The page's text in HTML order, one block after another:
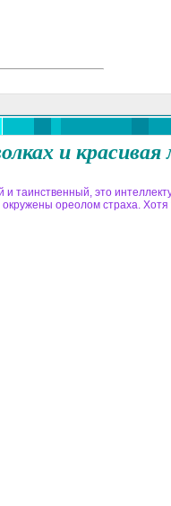
и красивая
это
ореолом страха.